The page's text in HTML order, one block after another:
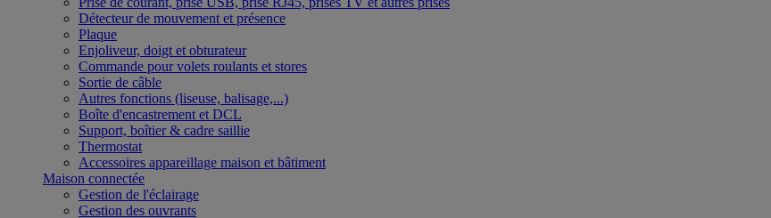
Détecteur de mouvement et présence
Plaque
Enjoliveur, doigt et obturateur
Commande pour volets roulants et stores
Sortie de câble
Autres fonctions (liseuse, balisage,...)
Boîte d'encastrement et DCL
Support, boîtier & cadre saillie
Thermostat
Accessoires appareillage maison et bâtiment
Maison connectée
Gestion de l'éclairage
Gestion des ouvrants